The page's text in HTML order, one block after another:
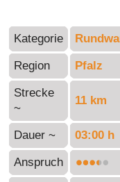
Kategorie
Region Pfalz
Strecke
~
11 km
Dauer ~ 03:00 h
Anspruch